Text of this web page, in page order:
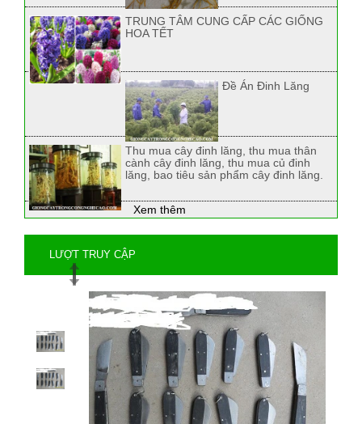
TRUNG TÂM CUNG CẤP CÁC GIỐNG
HOA TẾT
Đề Án Đinh Lăng
Thu mua cây đinh lăng, thu mua thân
cành cây đinh lăng, thu mua củ đinh
lăng, bao tiêu sản phẩm cây đinh lăng.
Xem thêm
LƯỢT TRUY CẬP